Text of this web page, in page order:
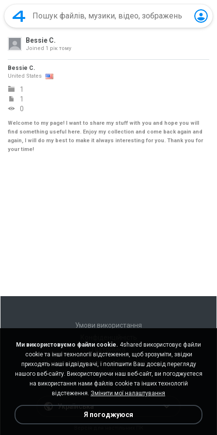
Bessie C.
Joined 1 рік тому
Bessie C.
United States
1
1
0
Welcome to my page! I want to share my stuff with you and hope you will
find something useful here. Enjoy my collection and come back again and
again, I will do my best to make it always interesting for you. Thank you for
your time!
Умови використання
Не продавати мою особисту інформацію
Не ділитися моєю особистою інформацією
Українська
Ми використовуємо файли cookie. 4shared використовує файли
cookie та інші технології відстеження, щоб зрозуміти, звідки
приходять наші відвідувачі, і поліпшити Ваш досвід перегляду
нашого веб-сайту. Використовуючи наш веб-сайт, ви погоджуєтеся
на використання нами файлів cookie та інших технологій
відстеження. Змінити мої налаштування
Я погоджуюся